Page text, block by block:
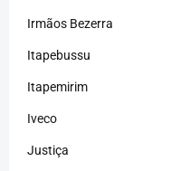
Irmãos Bezerra
Itapebussu
Itapemirim
Iveco
Justiça